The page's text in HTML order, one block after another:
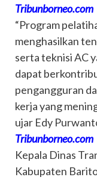
Tribunborneo.com
“Program
menghasilkan
serta teknisi AC
dapat
pengangguran
kerja yang
ujar Edy
Tribunborneo.com
Kepala Dinas
Kabupaten